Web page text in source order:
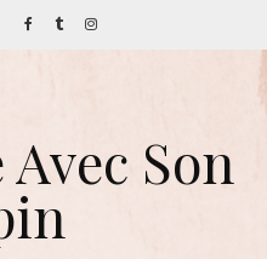
Son